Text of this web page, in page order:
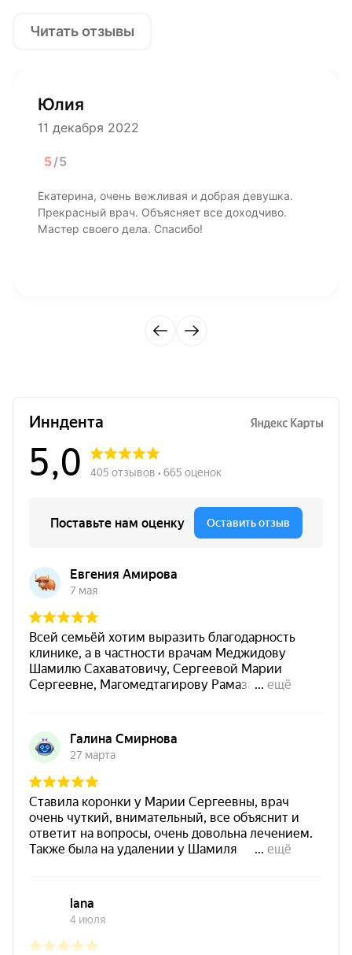
Читать отзывы
Юлия
11 декабря 2022
5/5
Екатерина, очень вежливая и добрая девушка.
Прекрасный врач. Объясняет все доходчиво.
Мастер своего дела. Спасибо!